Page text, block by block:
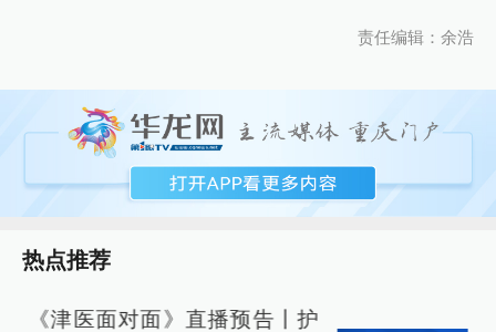
责任编辑：余浩
热点推荐
《津医面对面》直播预告丨护